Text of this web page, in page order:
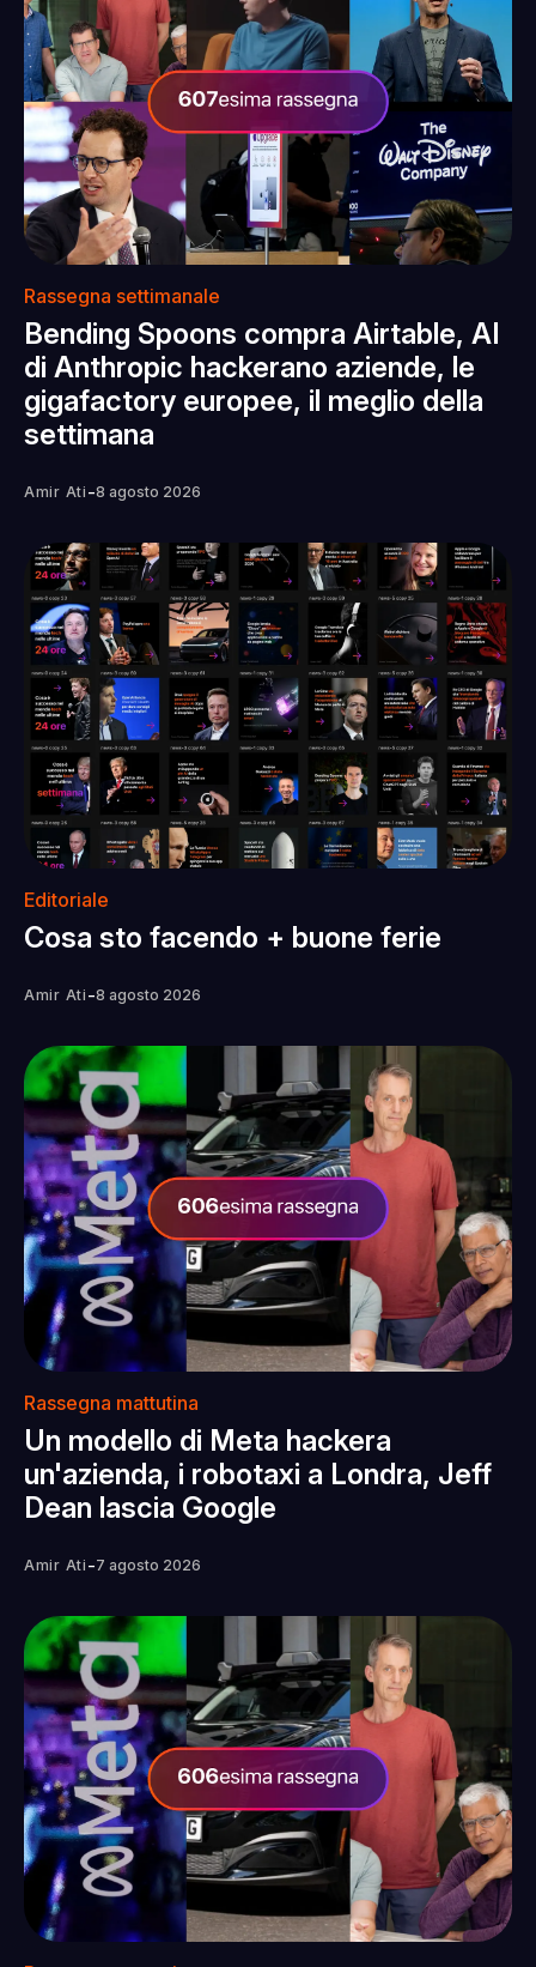
Rassegna settimanale
Bending Spoons compra Airtable, AI
di Anthropic hackerano aziende, le
gigafactory europee, il meglio della
settimana
Amir Ati -8 agosto 2026
Editoriale
Cosa sto facendo + buone ferie
Amir Ati -8 agosto 2026
Rassegna mattutina
Un modello di Meta hackera
un'azienda, i robotaxi a Londra, Jeff
Dean lascia Google
Amir Ati -7 agosto 2026